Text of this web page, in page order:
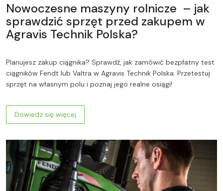
Nowoczesne maszyny rolnicze – jak
sprawdzić sprzęt przed zakupem w
Agravis Technik Polska?
Planujesz zakup ciągnika? Sprawdź, jak zamówić bezpłatny test
ciągników Fendt lub Valtra w Agravis Technik Polska. Przetestuj
sprzęt na własnym polu i poznaj jego realne osiągi!
Dowiedz się więcej